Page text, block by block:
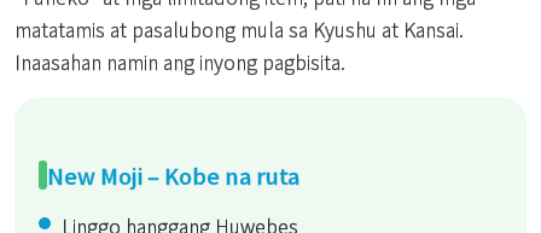
matatamis at pasalubong mula sa Kyushu at Kansai.
Inaasahan namin ang inyong pagbisita.
New Moji – Kobe na ruta
Linggo hanggang Huwebes